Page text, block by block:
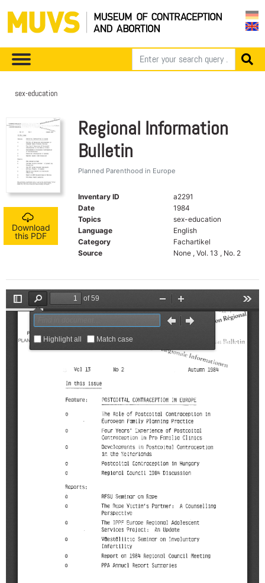
sex-education
Download
this PDF
Regional Information
Bulletin
Planned Parenthood in Europe
Inventary ID
a2291
Date
1984
Topics
sex-education
Language
English
Category
Fachartikel
Source
None , Vol. 13 , No. 2